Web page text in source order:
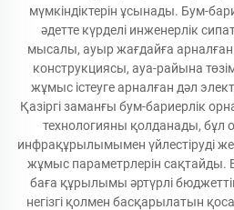
мүмкіндіктерін ұсынады. Бум-
әдетте күрделі инженерлік
мысалы, ауыр жағдайға
конструкциясы, ауа-райына
жұмыс істеуге арналған дәл
Қазіргі заманғы бум-бариерлік
технологияны қолданады, бұл
инфрақұрылымымен үйлестіруді
жұмыс параметрлерін сақтайды.
баға құрылымы әртүрлі
негізгі қолмен басқарылатын